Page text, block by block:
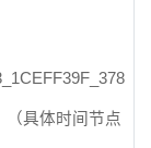
（具体时间节点